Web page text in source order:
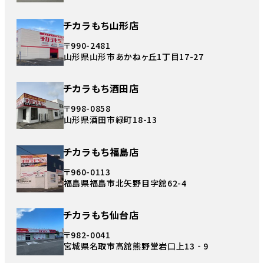
チカラもち山形店
〒990-2481
山形県山形市あかねヶ丘1丁目17-27
チカラもち酒田店
〒998-0858
山形県酒田市緑町18-13
チカラもち福島店
〒960-0113
福島県福島市北矢野目字舘62-4
チカラもち仙台店
〒982-0041
宮城県名取市高舘熊野堂岩口上13‐9